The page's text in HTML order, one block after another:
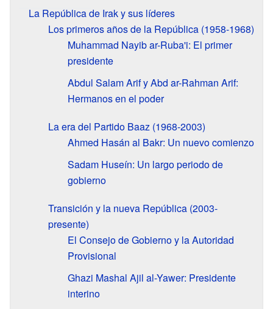
La República de Irak y sus líderes
Los primeros años de la República (1958-1968)
Muhammad Nayib ar-Ruba'i: El primer
presidente
Abdul Salam Arif y Abd ar-Rahman Arif:
Hermanos en el poder
La era del Partido Baaz (1968-2003)
Ahmed Hasán al Bakr: Un nuevo comienzo
Sadam Huseín: Un largo periodo de
gobierno
Transición y la nueva República (2003-
presente)
El Consejo de Gobierno y la Autoridad
Provisional
Ghazi Mashal Ajil al-Yawer: Presidente
interino